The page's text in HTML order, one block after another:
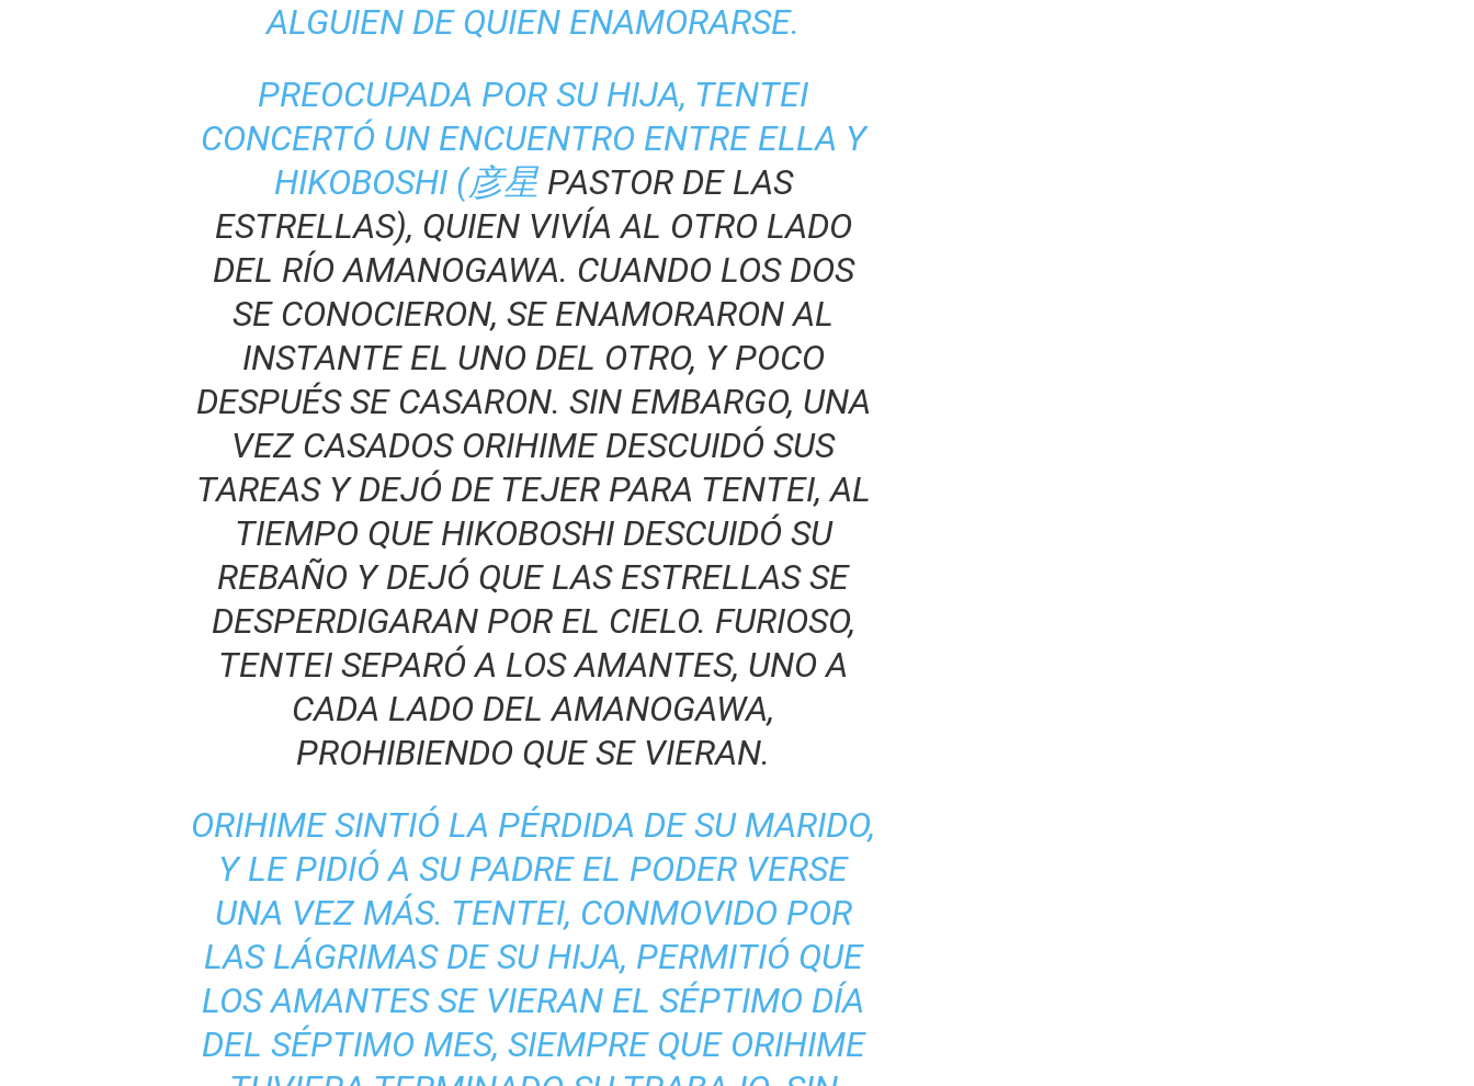
ALGUIEN DE QUIEN ENAMORARSE.
PREOCUPADA POR SU HIJA, TENTEI
CONCERTÓ UN ENCUENTRO ENTRE ELLA Y
HIKOBOSHI (彦星 PASTOR DE LAS
ESTRELLAS), QUIEN VIVÍA AL OTRO LADO
DEL RÍO AMANOGAWA. CUANDO LOS DOS
SE CONOCIERON, SE ENAMORARON AL
INSTANTE EL UNO DEL OTRO, Y POCO
DESPUÉS SE CASARON. SIN EMBARGO, UNA
VEZ CASADOS ORIHIME DESCUIDÓ SUS
TAREAS Y DEJÓ DE TEJER PARA TENTEI, AL
TIEMPO QUE HIKOBOSHI DESCUIDÓ SU
REBAÑO Y DEJÓ QUE LAS ESTRELLAS SE
DESPERDIGARAN POR EL CIELO. FURIOSO,
TENTEI SEPARÓ A LOS AMANTES, UNO A
CADA LADO DEL AMANOGAWA,
PROHIBIENDO QUE SE VIERAN.
ORIHIME SINTIÓ LA PÉRDIDA DE SU MARIDO,
Y LE PIDIÓ A SU PADRE EL PODER VERSE
UNA VEZ MÁS. TENTEI, CONMOVIDO POR
LAS LÁGRIMAS DE SU HIJA, PERMITIÓ QUE
LOS AMANTES SE VIERAN EL SÉPTIMO DÍA
DEL SÉPTIMO MES, SIEMPRE QUE ORIHIME